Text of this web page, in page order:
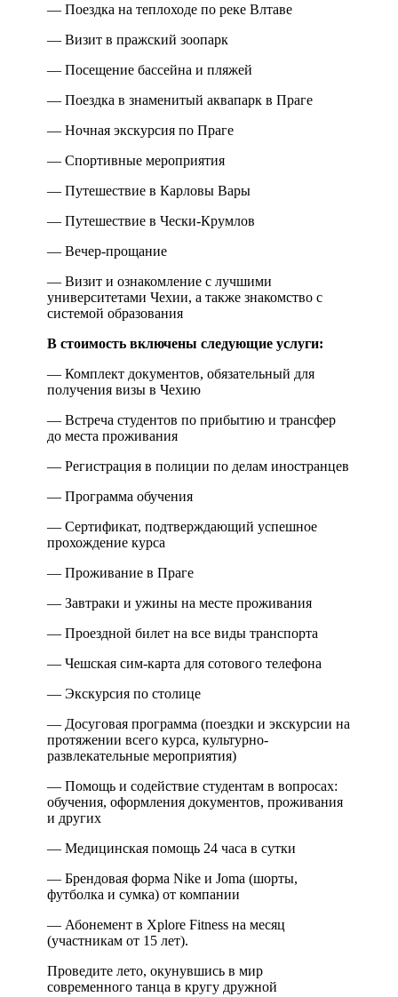
— Поездка на теплоходе по реке Влтаве
— Визит в пражский зоопарк
— Посещение бассейна и пляжей
— Поездка в знаменитый аквапарк в Праге
— Ночная экскурсия по Праге
— Спортивные мероприятия
— Путешествие в Карловы Вары
— Путешествие в Чески-Крумлов
— Вечер-прощание
— Визит и ознакомление с лучшими
университетами Чехии, а также знакомство с
системой образования
В стоимость включены следующие услуги:
— Комплект документов, обязательный для
получения визы в Чехию
— Встреча студентов по прибытию и трансфер
до места проживания
— Регистрация в полиции по делам иностранцев
— Программа обучения
— Сертификат, подтверждающий успешное
прохождение курса
— Проживание в Праге
— Завтраки и ужины на месте проживания
— Проездной билет на все виды транспорта
— Чешская сим-карта для сотового телефона
— Экскурсия по столице
— Досуговая программа (поездки и экскурсии на
протяжении всего курса, культурно-
развлекательные мероприятия)
— Помощь и содействие студентам в вопросах:
обучения, оформления документов, проживания
и других
— Медицинская помощь 24 часа в сутки
— Брендовая форма Nike и Joma (шорты,
футболка и сумка) от компании
— Абонемент в Xplore Fitness на месяц
(участникам от 15 лет).
Проведите лето, окунувшись в мир
современного танца в кругу дружной